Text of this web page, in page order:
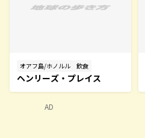
オアフ島/ホノルル 飲食
ヘンリーズ・プレイス
AD